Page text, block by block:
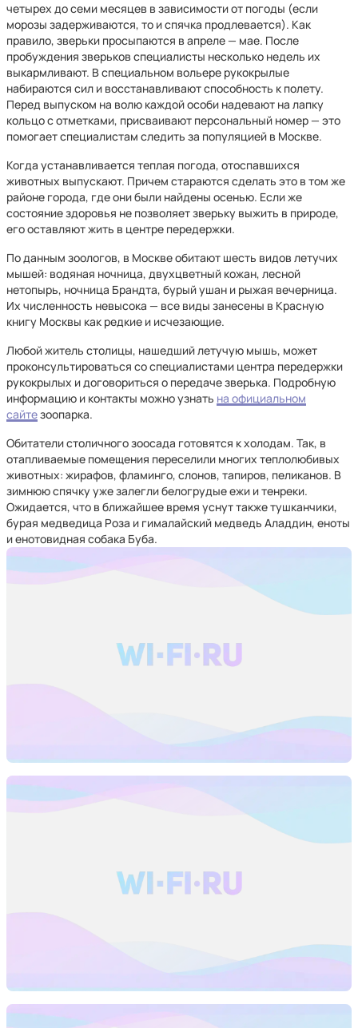
четырех до семи месяцев в зависимости от погоды (если
морозы задерживаются, то и спячка продлевается). Как
правило, зверьки просыпаются в апреле — мае. После
пробуждения зверьков специалисты несколько недель их
выкармливают. В специальном вольере рукокрылые
набираются сил и восстанавливают способность к полету.
Перед выпуском на волю каждой особи надевают на лапку
кольцо с отметками, присваивают персональный номер — это
помогает специалистам следить за популяцией в Москве.
Когда устанавливается теплая погода, отоспавшихся
животных выпускают. Причем стараются сделать это в том же
районе города, где они были найдены осенью. Если же
состояние здоровья не позволяет зверьку выжить в природе,
его оставляют жить в центре передержки.
По данным зоологов, в Москве обитают шесть видов летучих
мышей: водяная ночница, двухцветный кожан, лесной
нетопырь, ночница Брандта, бурый ушан и рыжая вечерница.
Их численность невысока — все виды занесены в Красную
книгу Москвы как редкие и исчезающие.
Любой житель столицы, нашедший летучую мышь, может
проконсультироваться со специалистами центра передержки
рукокрылых и договориться о передаче зверька. Подробную
информацию и контакты можно узнать на официальном
сайтезоопарка.
Обитатели столичного зоосада готовятся к холодам. Так, в
отапливаемые помещения переселили многих теплолюбивых
животных: жирафов, фламинго, слонов, тапиров, пеликанов. В
зимнюю спячку уже залегли белогрудые ежи и тенреки.
Ожидается, что в ближайшее время уснут также тушканчики,
бурая медведица Роза и гималайский медведь Аладдин, еноты
и енотовидная собака Буба.